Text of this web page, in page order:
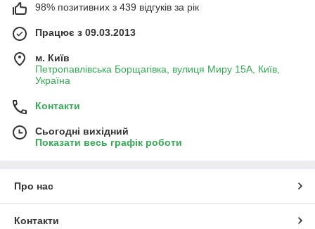
98% позитивних з 439 відгуків за рік
Працює з 09.03.2013
м. Київ
Петропавлівська Борщагівка, вулиця Миру 15А, Київ,
Україна
Контакти
Сьогодні вихідний
Показати весь графік роботи
Про нас
Контакти